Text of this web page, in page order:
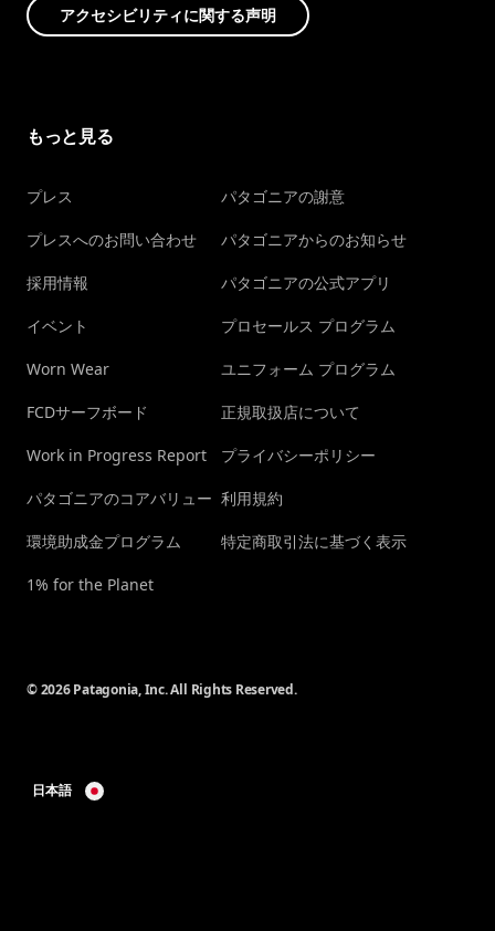
アクセシビリティに関する声明
もっと見る
プレス
プレスへのお問い合わせ
採用情報
イベント
Worn Wear
FCDサーフボード
Work in Progress Report
パタゴニアのコアバリュー
環境助成金プログラム
1% for the Planet
パタゴニアの謝意
パタゴニアからのお知らせ
パタゴニアの公式アプリ
プロセールス プログラム
ユニフォーム プログラム
正規取扱店について
プライバシーポリシー
利用規約
特定商取引法に基づく表示
© 2026 Patagonia, Inc. All Rights Reserved.
日本語